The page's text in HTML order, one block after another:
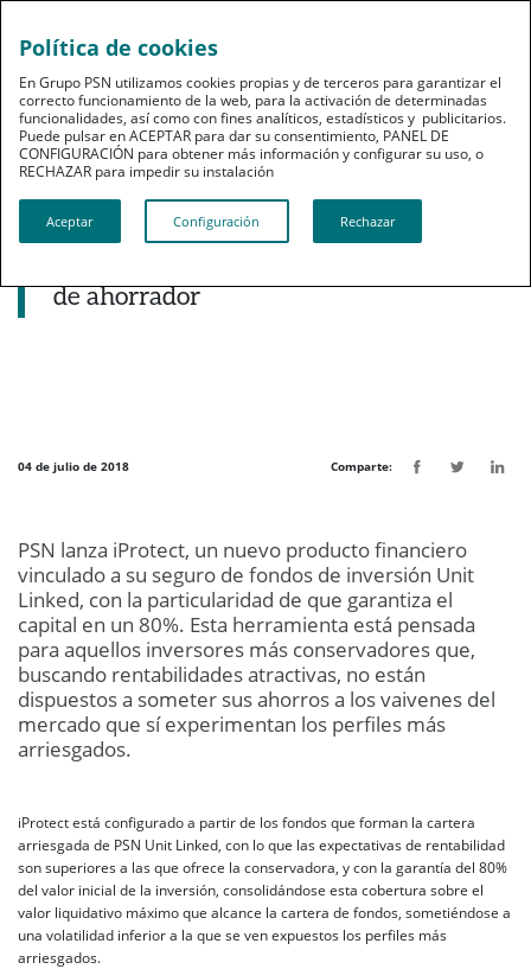
Noticias destacadas
PSN lanza iProtect para acercar los
de ahorrador
04 de julio de 2018 Comparte:
PSN lanza iProtect, un nuevo producto financiero
vinculado a su seguro de fondos de inversión Unit
Linked, con la particularidad de que garantiza el
capital en un 80%. Esta herramienta está pensada
para aquellos inversores más conservadores que,
buscando rentabilidades atractivas, no están
dispuestos a someter sus ahorros a los vaivenes del
mercado que sí experimentan los perfiles más
arriesgados.
iProtect está configurado a partir de los fondos que forman la cartera
arriesgada de PSN Unit Linked, con lo que las expectativas de rentabilidad
son superiores a las que ofrece la conservadora, y con la garantía del 80%
del valor inicial de la inversión, consolidándose esta cobertura sobre el
valor liquidativo máximo que alcance la cartera de fondos, sometiéndose a
una volatilidad inferior a la que se ven expuestos los perfiles más
arriesgados.
Política de cookies
En Grupo PSN utilizamos cookies propias y de terceros para garantizar el
correcto funcionamiento de la web, para la activación de determinadas
funcionalidades, así como con fines analíticos, estadísticos y publicitarios.
Puede pulsar en ACEPTAR para dar su consentimiento, PANEL DE
CONFIGURACIÓN para obtener más información y configurar su uso, o
RECHAZAR para impedir su instalación​​​​​​​
Aceptar Configuración Rechazar